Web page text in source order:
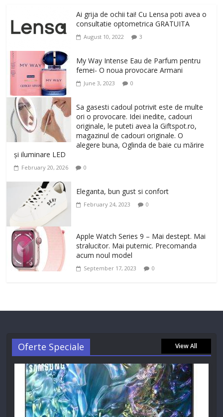
Ai grija de ochii tai! Cu Lensa poti avea o
consultatie optometrica GRATUITA
August 10, 2022 3
My Way Intense Eau de Parfum pentru
femei- O noua provocare Armani
June 3, 2023 0
Sa gasesti cadoul potrivit este de multe
ori o provocare. Idei inedite, cadouri
originale, le puteti avea la Giftspot.ro,
magazinul de cadouri originale. O
alegere buna, Oglinda de baie cu mărire
și iluminare LED
February 20, 2026 0
Eleganta, bun gust si confort
February 24, 2023 0
Apple Watch Series 9 – Mai destept. Mai
stralucitor. Mai puternic. Precomanda
acum noul model
September 17, 2023 0
Oferte Speciale View All